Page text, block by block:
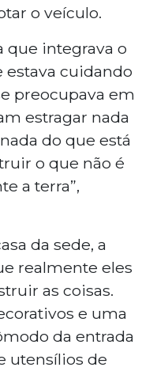
o veículo.
que integrava o
cuidando
preocupava em
estragar nada
do que está
o que não é
a terra”,
da sede, a
realmente eles
as coisas.
e uma
da entrada
utensílios de